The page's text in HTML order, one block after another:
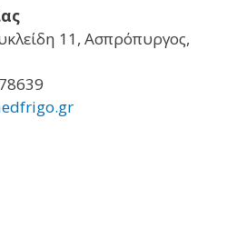
11, Ασπρόπυργος,